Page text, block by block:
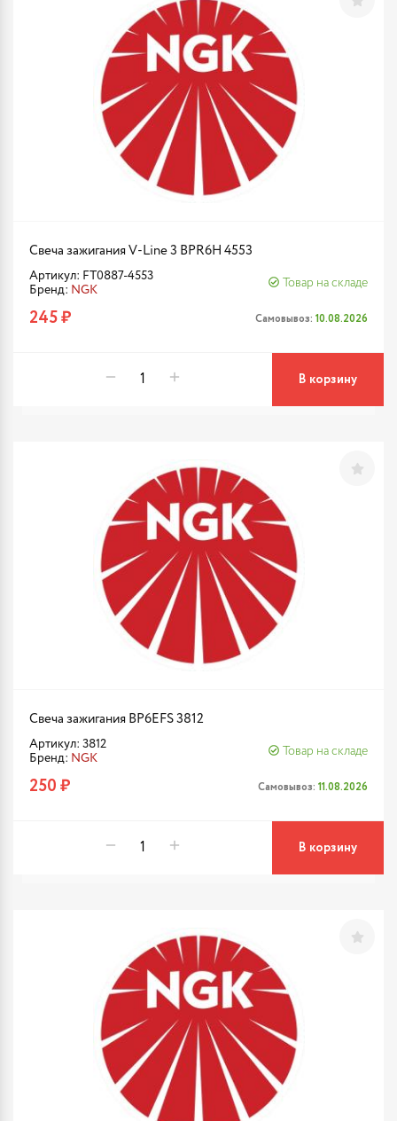
Свеча зажигания V-Line 3 BPR6H 4553
Артикул: FT0887-4553
Бренд: NGK
Товар на складе
245 ₽ Самовывоз: 10.08.2026
В корзину
Свеча зажигания BP6EFS 3812
Артикул: 3812
Бренд: NGK
Товар на складе
250 ₽ Самовывоз: 11.08.2026
В корзину